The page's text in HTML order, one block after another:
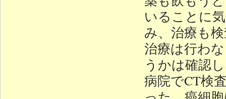
いることに
み、治療も
治療は行わ
うかは確認
病院でCT検